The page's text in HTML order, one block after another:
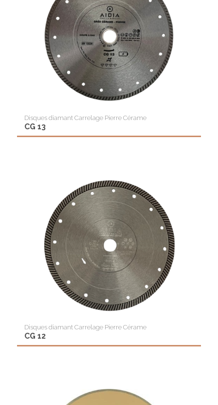
Disques diamant Carrelage Pierre Cérame
CG 13
Disques diamant Carrelage Pierre Cérame
CG 12